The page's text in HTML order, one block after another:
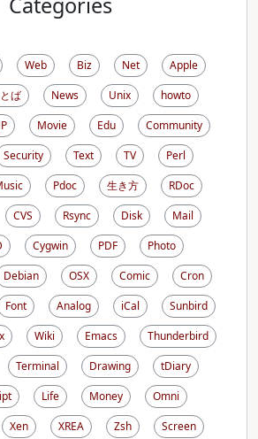
Web Biz Net
Apple
ば News Unix
howto
Movie Edu
Community
Security Text TV
Perl
Pdoc 生き方
RDoc
CVS Rsync Disk
Mail
Cygwin PDF
Photo
Debian OSX Comic
Cron
Font Analog iCal
Sunbird
Wiki Emacs
Thunderbird
Terminal Drawing
tDiary
Life Money
Omni
Xen XREA Zsh
Screen